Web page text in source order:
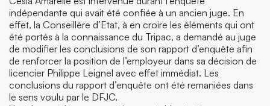
indépendante qui avait été confiée à un ancien juge. En
effet, la Conseillère d’Etat, à en croire les éléments qui ont
été portés à la connaissance du Tripac, a demandé au juge
de modifier les conclusions de son rapport d’enquête afin
de renforcer la position de l’employeur dans sa décision de
licencier Philippe Leignel avec effet immédiat. Les
conclusions du rapport d’enquête ont été remaniées dans
le sens voulu par le DFJC.